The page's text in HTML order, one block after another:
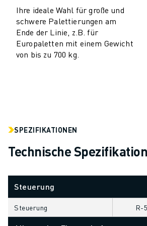
CNC-SCHLEIFEN
CNC-FRÄSEN
CNC-DREHEN
HOCHGESCHWINDIGKEITSBOHREN UND -
PUNKTSCHWEISSEN
DRAHTERODIERMASCHINE
KUNDENBETREUUNG
FANUC PLANS
FIELD & WARTUNG
Ihre ideale Wahl für große und
schwere Palettierungen am
Ende der Linie, z.B. für
Europaletten mit einem Gewicht
von bis zu 700 kg.
SPEZIFIKATIONEN
Technische
Steuerung
Steuerung R-